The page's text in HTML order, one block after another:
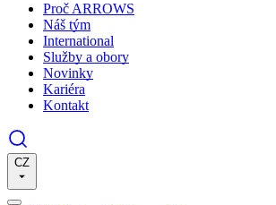
Proč ARROWS
Náš tým
International
Služby a obory
Novinky
Kariéra
Kontakt
CZ